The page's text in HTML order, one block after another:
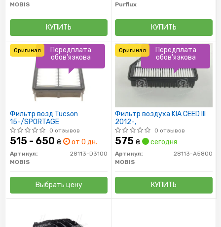
MOBIS
КУПИТЬ
Purflux
КУПИТЬ
Фильтр возд Tucson
15-/SPORTAGE
0 отзывов
515 - 650 ₴ от 0 дн.
Артикул:
28113-D3100
MOBIS
Выбрать цену
Передплата
обов'язкова
Оригинал
Фильтр воздуха KIA CEED III
2012-,
0 отзывов
575 ₴ сегодня
Артикул:
28113-A5800
MOBIS
КУПИТЬ
Передплата
обов'язкова
Оригинал